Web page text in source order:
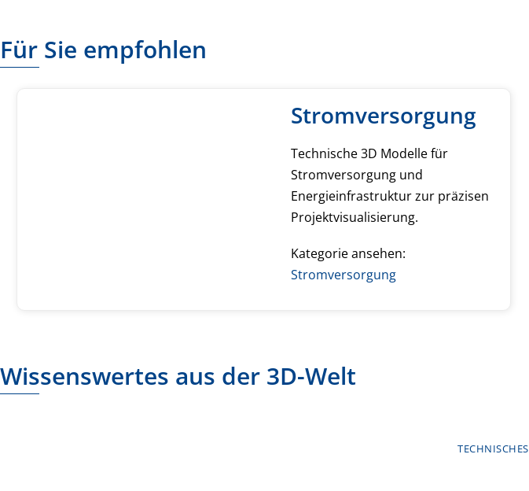
Für Sie empfohlen
Stromversorgung
Technische 3D Modelle für
Stromversorgung und
Energieinfrastruktur zur präzisen
Projektvisualisierung.
Kategorie ansehen:
Stromversorgung
Wissenswertes aus der 3D-Welt
TECHNISCHES